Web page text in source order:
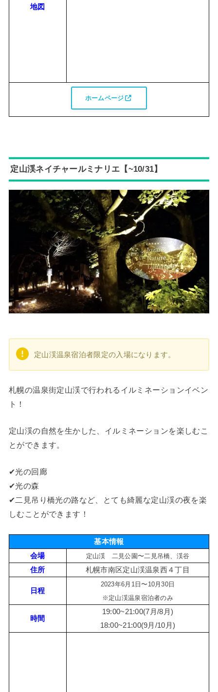
地図
ホームページ
定山渓ネイチャールミナリエ【~10/31】
定山渓温泉宿泊者限定の入場になります。
札幌の温泉街定山渓で行われるイルミネーションイベン
ト！
定山渓の自然を生かした、イルミネーションを楽しむこ
とができます。
✔︎光の回廊
✔︎光の森
✔︎二見吊り橋光の路など、とても綺麗な定山渓の夜を楽
しむことができます！
基本情報
会場
定山渓 二見公園〜二見吊橋、渓谷
住所 札幌市南区定山渓温泉西４丁目
日程
2023年6月1日〜10月30日
※定山渓温泉宿泊者のみ
時間
19:00~21:00(7月/8月)
18:00~21:00(9月/10月)